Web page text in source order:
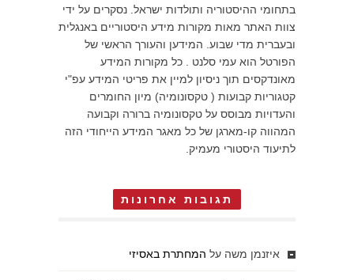
בתחומי ההיסטוריה ותולדות ישראל. נסקרים על ידי
צוות האתר מאות מקורות מידע היסטוריים באנגלית
ובעברית מדי שבוע. המידען והעורך הראשי של
הפורטל הוא עמי סלנט . כל מקורות המידע
מאונדקסים תוך ניסיון למיין את פריטי המידע עפ"י
קטגוריות קבועות ( טקסונומיה) מיון החומרים
והעדויות מבוסס על טקסונומיה ברורה וקבועה
המהווה קו-מארגן של כל מאגר המידע הייחודי הזה
לתיעוד היסטורי מעמיק.
תגובות אחרונות
איזנמן משה על המחתרת באסיזי